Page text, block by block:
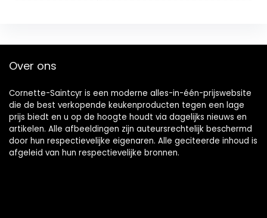
Over ons
Cornette-Saintcyr is een moderne alles-in-één-prijswebsite
die de best verkopende keukenproducten tegen een lage
prijs biedt en u op de hoogte houdt via dagelijks nieuws en
artikelen. Alle afbeeldingen zijn auteursrechtelijk beschermd
door hun respectievelijke eigenaren. Alle geciteerde inhoud is
afgeleid van hun respectievelijke bronnen.